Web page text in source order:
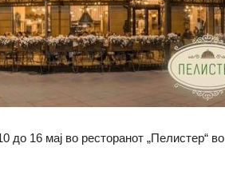
до 16 мај во ресторанот „Пелистер“ во